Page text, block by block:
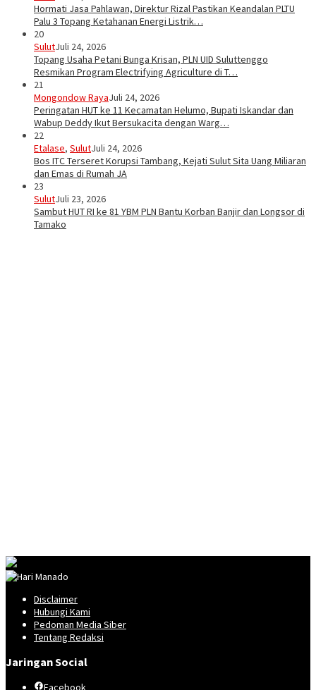
Hormati Jasa Pahlawan, Direktur Rizal Pastikan Keandalan PLTU
Palu 3 Topang Ketahanan Energi Listrik…
20
SulutJuli 24, 2026
Topang Usaha Petani Bunga Krisan, PLN UID Suluttenggo
Resmikan Program Electrifying Agriculture di T…
21
Mongondow RayaJuli 24, 2026
Peringatan HUT ke 11 Kecamatan Helumo, Bupati Iskandar dan
Wabup Deddy Ikut Bersukacita dengan Warg…
22
Etalase, SulutJuli 24, 2026
Bos ITC Terseret Korupsi Tambang, Kejati Sulut Sita Uang Miliaran
dan Emas di Rumah JA
23
SulutJuli 23, 2026
Sambut HUT RI ke 81 YBM PLN Bantu Korban Banjir dan Longsor di
Tamako
Disclaimer
Hubungi Kami
Pedoman Media Siber
Tentang Redaksi
Jaringan Social
Facebook